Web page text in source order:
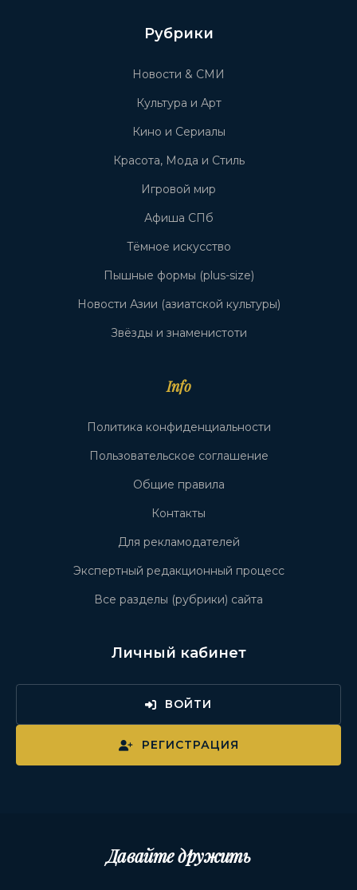
Рубрики
Новости & СМИ
Культура и Арт
Кино и Сериалы
Красота, Мода и Стиль
Игровой мир
Афиша СПб
Тёмное искусство
Пышные формы (plus-size)
Новости Азии (азиатской культуры)
Звёзды и знаменистоти
Info
Политика конфиденциальности
Пользовательское соглашение
Общие правила
Контакты
Для рекламодателей
Экспертный редакционный процесс
Все разделы (рубрики) сайта
Личный кабинет
ВОЙТИ
РЕГИСТРАЦИЯ
Давайте дружить